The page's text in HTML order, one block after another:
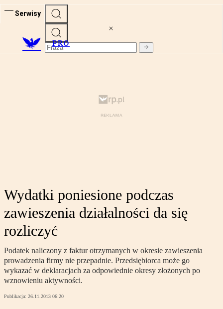
Serwisy
PRO
Wydatki poniesione podczas
zawieszenia działalności da się
rozliczyć
Podatek naliczony z faktur otrzymanych w okresie zawieszenia
prowadzenia firmy nie przepadnie. Przedsiębiorca może go
wykazać w deklaracjach za odpowiednie okresy złożonych po
wznowieniu aktywności.
Publikacja: 26.11.2013 06:20